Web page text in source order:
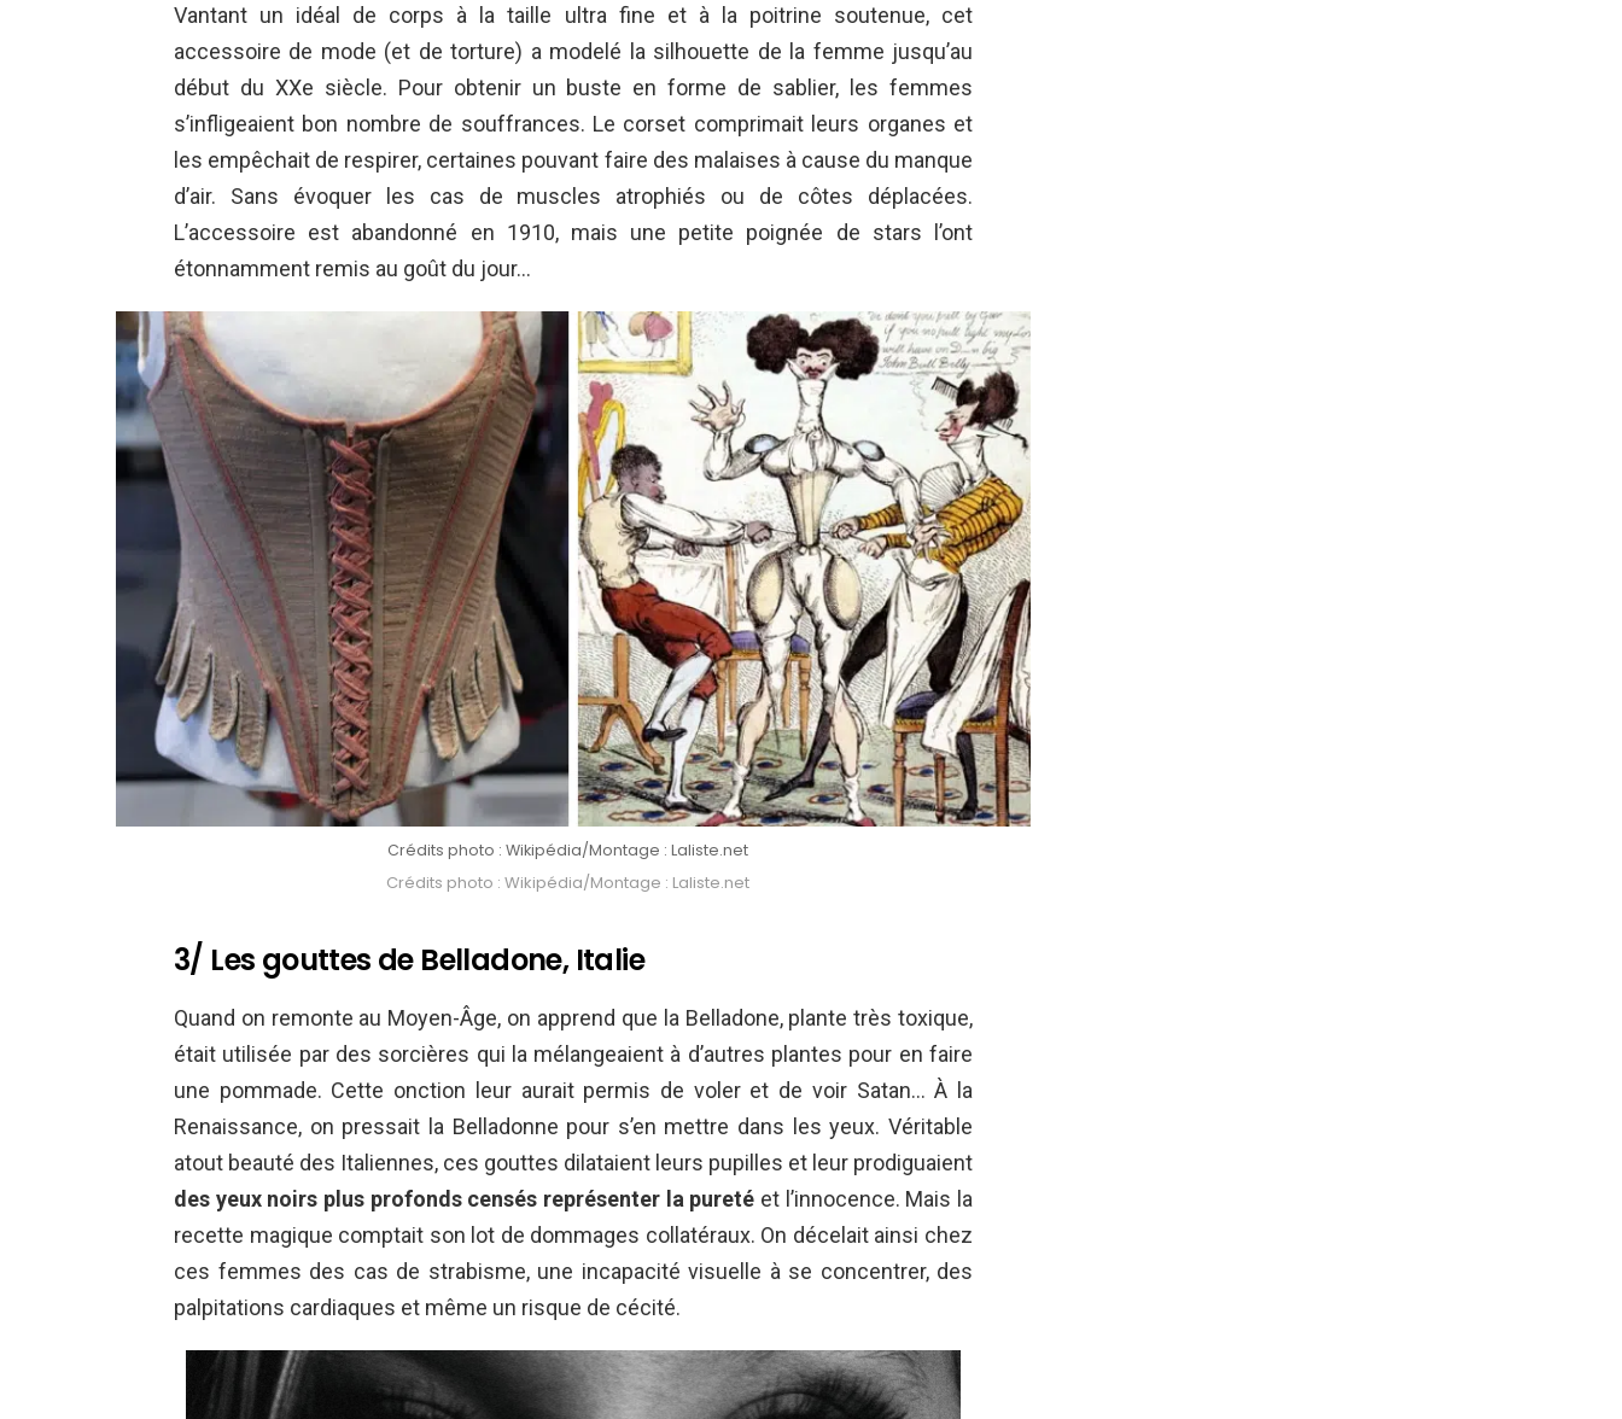
Vantant un idéal de corps à la taille ultra fine et à la poitrine soutenue, cet
accessoire de mode (et de torture) a modelé la silhouette de la femme jusqu’au
début du XXe siècle. Pour obtenir un buste en forme de sablier, les femmes
s’infligeaient bon nombre de souffrances. Le corset comprimait leurs organes et
les empêchait de respirer, certaines pouvant faire des malaises à cause du manque
d’air. Sans évoquer les cas de muscles atrophiés ou de côtes déplacées.
L’accessoire est abandonné en 1910, mais une petite poignée de stars l’ont
étonnamment remis au goût du jour…
Crédits photo : Wikipédia/Montage : Laliste.net
Crédits photo : Wikipédia/Montage : Laliste.net
3/ Les gouttes de Belladone, Italie
Quand on remonte au Moyen-Âge, on apprend que la Belladone, plante très toxique,
était utilisée par des sorcières qui la mélangeaient à d’autres plantes pour en faire
une pommade. Cette onction leur aurait permis de voler et de voir Satan… À la
Renaissance, on pressait la Belladonne pour s’en mettre dans les yeux. Véritable
atout beauté des Italiennes, ces gouttes dilataient leurs pupilles et leur prodiguaient
des yeux noirs plus profonds censés représenter la pureté et l’innocence. Mais la
recette magique comptait son lot de dommages collatéraux. On décelait ainsi chez
ces femmes des cas de strabisme, une incapacité visuelle à se concentrer, des
palpitations cardiaques et même un risque de cécité.